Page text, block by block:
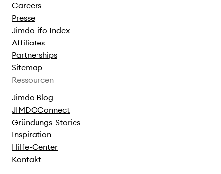
Careers
Presse
Jimdo-ifo Index
Affiliates
Partnerships
Sitemap
Ressourcen
Jimdo Blog
JIMDOConnect
Gründungs-Stories
Inspiration
Hilfe-Center
Kontakt